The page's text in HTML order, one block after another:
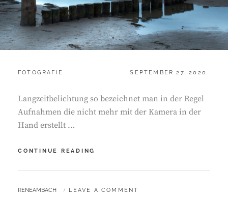
CATEGORIES:
FOTOGRAFIE
POSTED
SEPTEMBER 27, 2020
Langzeitbelichtung so bezeichnet man in der Regel
Aufnahmen die nicht mehr mit der Kamera in der
Hand erstellt …
CONTINUE READING
BY
RENEAMBACH LEAVE A COMMENT